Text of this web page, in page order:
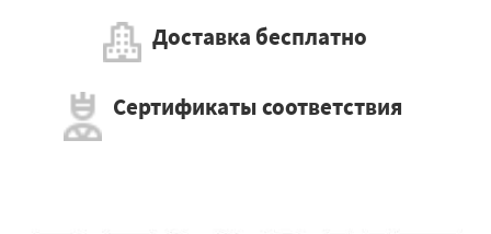
Доставка бесплатно
Сертификаты соответствия